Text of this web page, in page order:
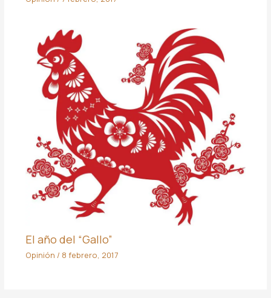
El año del “Gallo”
Opinión / 8 febrero, 2017